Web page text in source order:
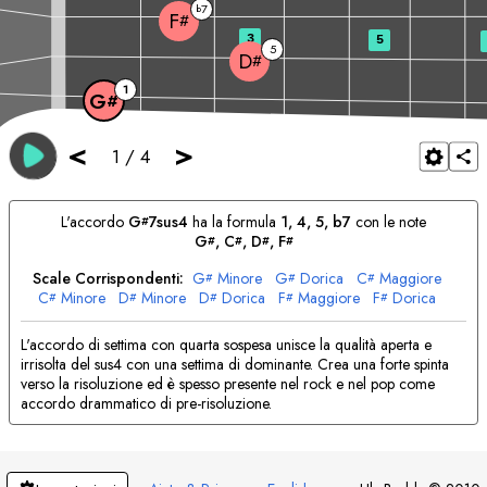
< 1 / 4 >
G# 1
D# 5
F#
b7
3 5
L'accordo G#7sus4 ha la formula 1, 4, 5, b7 con le note
G#, C#, D#, F#
Scale Corrispondenti: G# Minore G# Dorica C# Maggiore
C# Minore D# Minore D# Dorica F# Maggiore F# Dorica
L'accordo di settima con quarta sospesa unisce la qualità aperta e
irrisolta del sus4 con una settima di dominante. Crea una forte spinta
verso la risoluzione ed è spesso presente nel rock e nel pop come
accordo drammatico di pre-risoluzione.